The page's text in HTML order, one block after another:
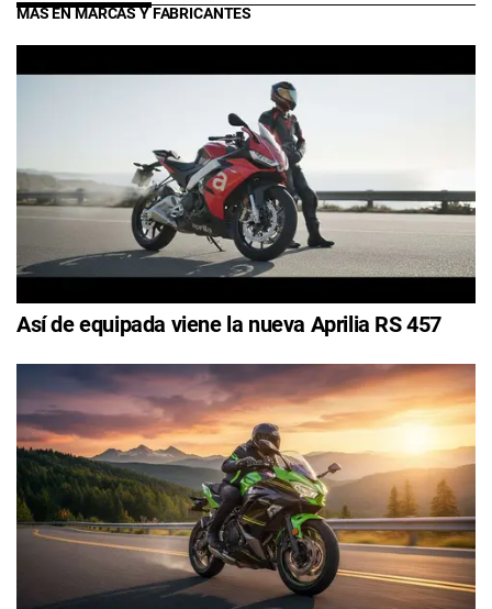
MÁS EN MARCAS Y FABRICANTES
Así de equipada viene la nueva Aprilia RS 457